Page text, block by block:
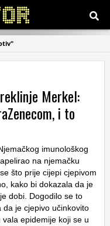
Merkel:
i to
imunološkog
na njemačku
što prije cijepi cjepivom
kako bi dokazala da je
dobi. Dogodilo se to
da je cjepivo učinkovito
epidemije koji se u